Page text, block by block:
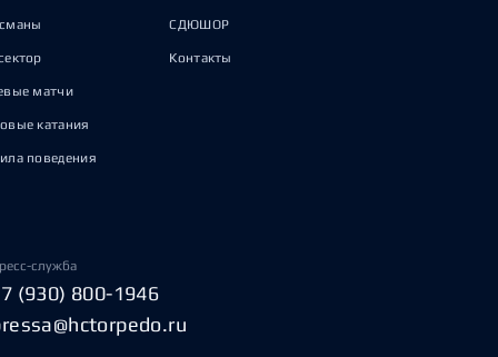
матчи
катания
поведения
СДЮШОР
Контакты
служба
(930) 800-1946